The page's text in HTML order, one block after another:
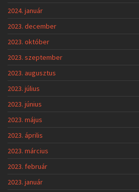
2024. január
2023. december
2023. október
2023. szeptember
2023. augusztus
2023. július
2023. június
2023. május
2023. április
2023. március
2023. február
2023. január